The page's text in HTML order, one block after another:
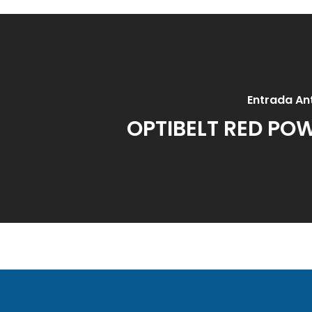
Entrada
OPTIBELT RED